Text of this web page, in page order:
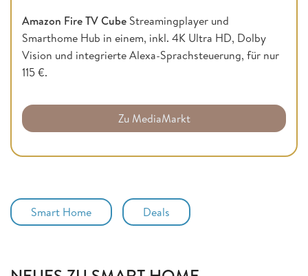
Amazon Fire TV Cube Streamingplayer und
Smarthome Hub in einem, inkl. 4K Ultra HD, Dolby
Vision und integrierte Alexa-Sprachsteuerung, für nur
115 €.
Zu MediaMarkt
Smart Home Deals